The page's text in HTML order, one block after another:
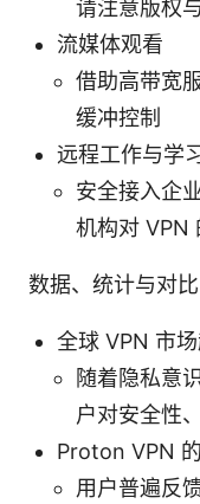
请注意版权
流媒体观看
借助高带宽
缓冲控制
远程工作与学
安全接入企
机构对 VPN
数据、统计与对比
全球 VPN 市
随着隐私意
户对安全性
Proton VPN
用户普遍反